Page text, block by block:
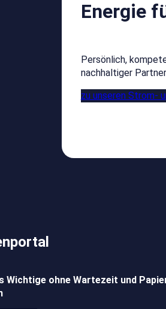
Energie
Persönlich,
nachhaltiger
zu unseren Strom-
Wichtige ohne Wartezeit und